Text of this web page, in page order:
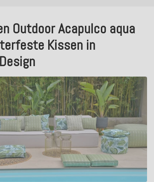
Outdoor Acapulco aqua
Kissen in